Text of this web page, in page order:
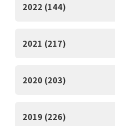
2022 (144)
2021 (217)
2020 (203)
2019 (226)